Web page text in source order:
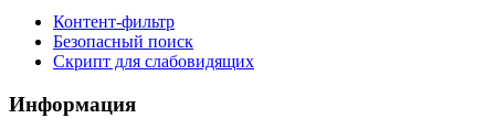
Контент-фильтр
Безопасный поиск
Скрипт для слабовидящих
Информация